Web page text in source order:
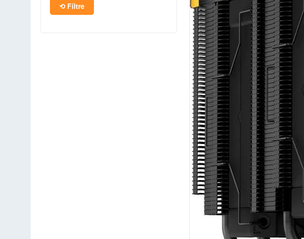
Tablettes
Disque
Filtre